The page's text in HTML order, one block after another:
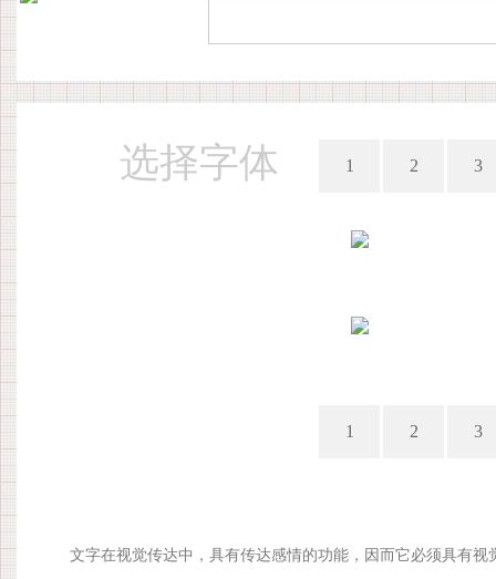
选择字体 1 2 3
1 2 3
文字在视觉传达中，具有传达感情的功能，因而它必须具有